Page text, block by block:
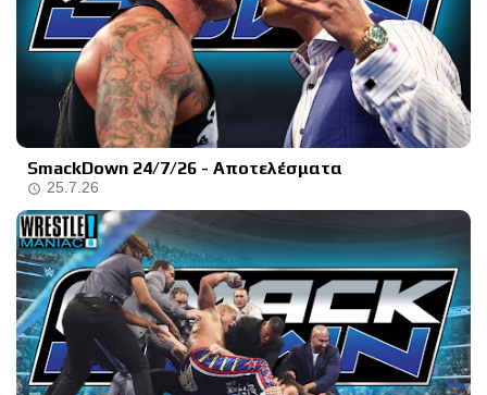
SmackDown 24/7/26 - Αποτελέσματα
25.7.26